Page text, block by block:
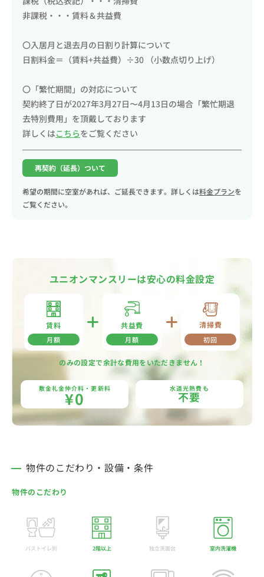
非課税・・・賃料＆共益費
〇入居月と退去月の日割り計算について
日割料金＝（賃料+共益費）÷30 （小数点切り上げ）
〇「繁忙期間」の対応について
契約終了日が2027年3月27日〜4月13日の場合「繁忙期退
去特別費用」を頂戴しております
詳しくはこちらをご覧ください
再契約（延長）ついて
希望の期間に空室があれば、ご延長できます。詳しくは料金プランを
ご覧ください。
ユニオンマンスリーは安心の料金設定
賃料
月額
共益費
月額
清掃費
初回
のみの設定で余計な費用をいただきません！
敷金礼金仲介料・更新料
¥0 水道光熱費も
不要
物件のこだわり・設備・条件
物件のこだわり
バストイレ別 2階以上 独立洗面台 室内洗濯機